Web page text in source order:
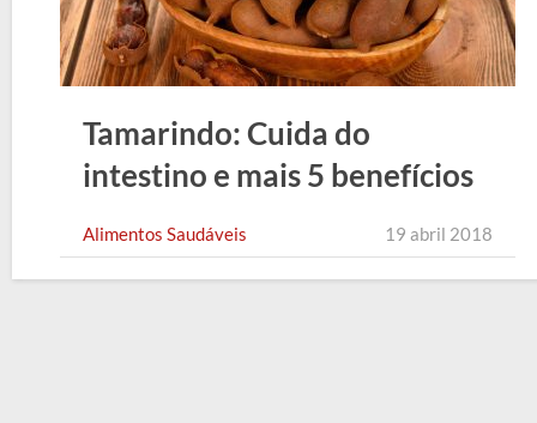
Tamarindo: Cuida do
intestino e mais 5 benefícios
Alimentos Saudáveis 19 abril 2018